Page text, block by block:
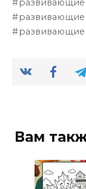
развивающие
развивающие
Вам